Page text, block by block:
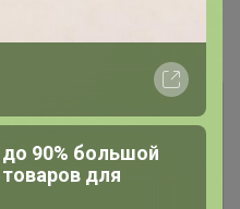
90% большой
для